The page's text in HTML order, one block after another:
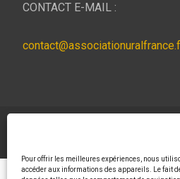
Pour offrir les meilleures expériences, nous
accéder aux informations des appareils. Le fait
CONTACT E-MAIL :